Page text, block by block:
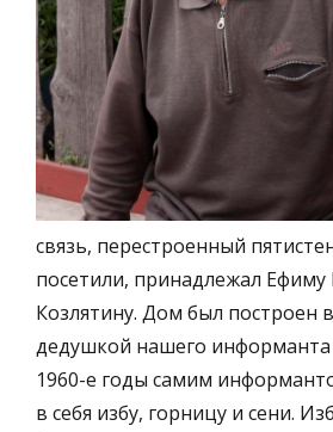
связь, перестроенный
посетили, принадлежал
Козлятину. Дом был построен
дедушкой нашего информанта
1960-е годы самим
в себя избу, горницу и сени.